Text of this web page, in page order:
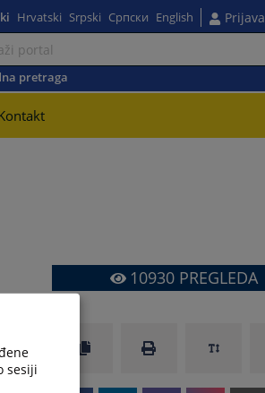
Hrvatski Srpski Српски English Prijava
pretraga
10930PREGLEDA
sesiji